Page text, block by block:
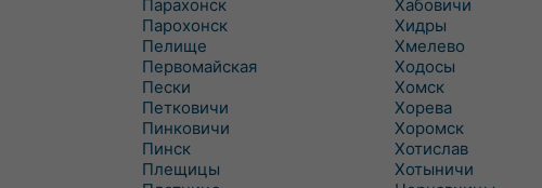
Парахонск
Парохонск
Пелище
Первомайская
Пески
Петковичи
Пинковичи
Пинск
Плещицы
Хабовичи
Хидры
Хмелево
Ходосы
Хомск
Хорева
Хоромск
Хотислав
Хотыничи